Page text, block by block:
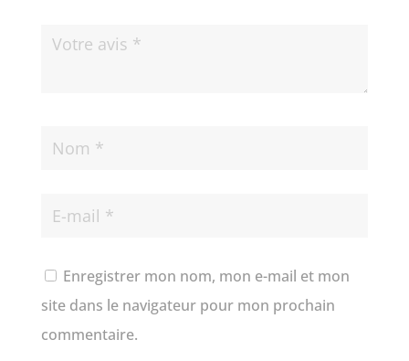
Enregistrer mon nom, mon e-mail et mon
site dans le navigateur pour mon prochain
commentaire.